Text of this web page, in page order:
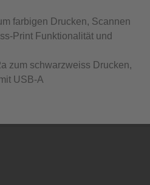
farbigen Drucken, Scannen
Print Funktionalität und
zum schwarzweiss Drucken,
USB-A